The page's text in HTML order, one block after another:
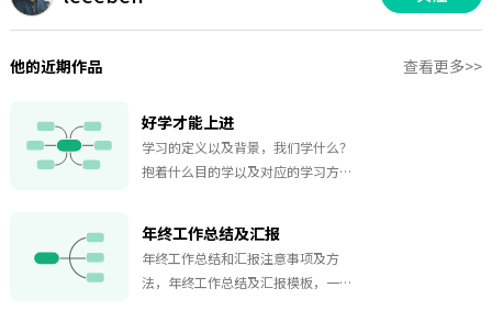
他的近期作品 查看更多>>
好学才能上进
学习的定义以及背景，我们学什么？
抱着什么目的学以及对应的学习方
介绍。
年终工作总结及汇报
年终工作总结和汇报注意事项及方
法，年终工作总结及汇报模板，一份